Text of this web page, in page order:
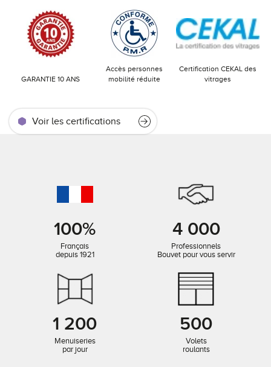
GARANTIE 10 ANS
Accès personnes
mobilité réduite
Certification CEKAL des
vitrages
Voir les certifications
100%
Français
depuis 1921
4 000
Professionnels
Bouvet pour vous servir
1 200
Menuiseries
par jour
500
Volets
roulants